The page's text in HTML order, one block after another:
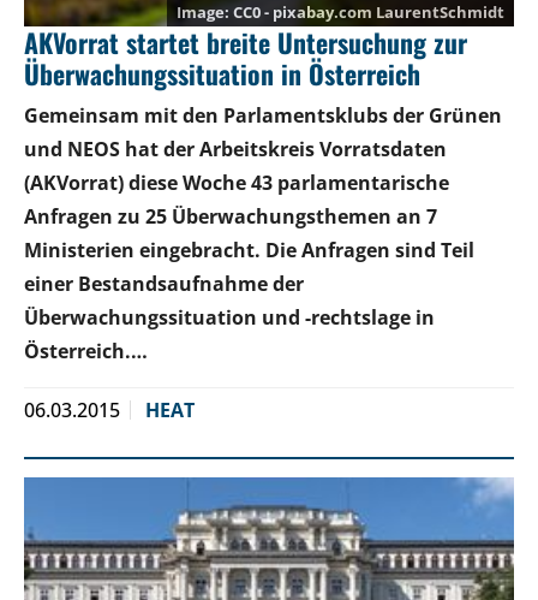
CC0 - pixabay.com LaurentSchmidt
AKVorrat startet breite Untersuchung zur
Überwachungssituation in Österreich
Gemeinsam mit den Parlamentsklubs der Grünen
und NEOS hat der Arbeitskreis Vorratsdaten
(AKVorrat) diese Woche 43 parlamentarische
Anfragen zu 25 Überwachungsthemen an 7
Ministerien eingebracht. Die Anfragen sind Teil
einer Bestandsaufnahme der
Überwachungssituation und -rechtslage in
Österreich.…
06.03.2015 HEAT